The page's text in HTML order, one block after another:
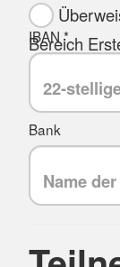
Bereich
IBAN *
Bank